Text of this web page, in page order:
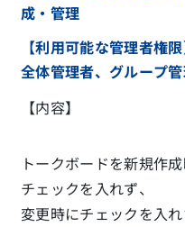
成・管理
【利用可能な管理者権限
全体管理者、グループ
【内容】
トークボードを新規作
チェックを入れず、
変更時にチェックを入